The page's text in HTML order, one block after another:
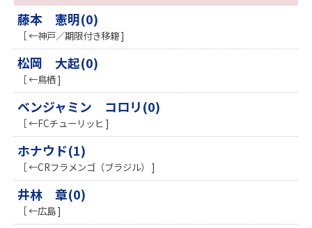
藤本 憲明(0)
［ ←神戸／期限付き移籍 ]
松岡 大起(0)
［ ←鳥栖 ]
ベンジャミン コロリ(0)
［ ←FCチューリッヒ ]
ホナウド(1)
［ ←CRフラメンゴ（ブラジル） ]
井林 章(0)
［ ←広島 ]